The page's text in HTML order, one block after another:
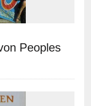
Peoples